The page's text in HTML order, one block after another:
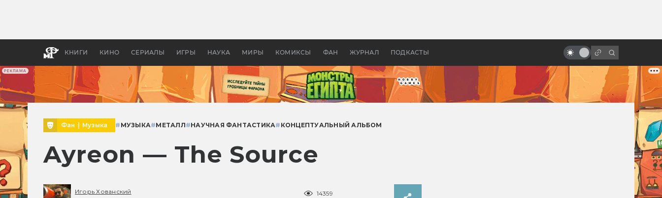
РЕКЛАМА
КНИГИ КИНО СЕРИАЛЫ ИГРЫ НАУКА МИРЫ КОМИКСЫ ФАН ЖУРНАЛ ПОДКАСТЫ
бы «Властелина колец»
Древней Грецией
Лавкрафт
Фан Музыка # МУЗЫКА#МЕТАЛЛ#НАУЧНАЯ ФАНТАСТИКА# КОНЦЕПТУАЛЬНЫЙ АЛЬБОМ
Ayreon — The Source
Игорь Хованский
14359